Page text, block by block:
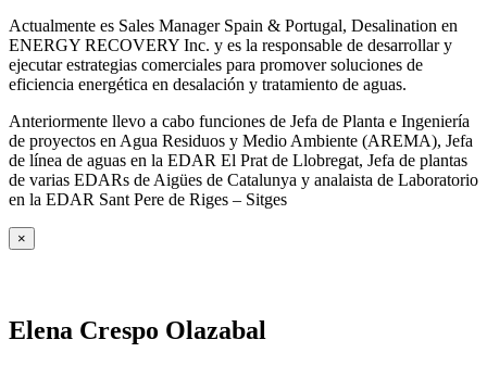
Actualmente es Sales Manager Spain & Portugal, Desalination en
ENERGY RECOVERY Inc. y es la responsable de desarrollar y
ejecutar estrategias comerciales para promover soluciones de
eficiencia energética en desalación y tratamiento de aguas.
Anteriormente llevo a cabo funciones de Jefa de Planta e Ingeniería
de proyectos en Agua Residuos y Medio Ambiente (AREMA), Jefa
de línea de aguas en la EDAR El Prat de Llobregat, Jefa de plantas
de varias EDARs de Aigües de Catalunya y analaista de Laboratorio
en la EDAR Sant Pere de Riges – Sitges
×
Elena Crespo Olazabal